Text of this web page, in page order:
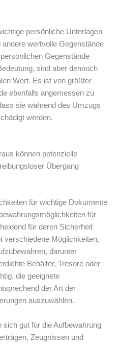
persönliche Unterlagen
wertvolle Gegenstände
Gegenstände
sind aber dennoch
Wert. Es ist von größter
ebenfalls angemessen zu
sie während des Umzugs
werden.
können potenzielle
Übergang
für wichtige Dokumente
für
für deren Sicherheit
verschiedene Möglichkeiten,
darunter
Behälter, Tresore oder
die geeignete
der Art der
auszuwählen.
gut für die Aufbewahrung
Zeugnissen und